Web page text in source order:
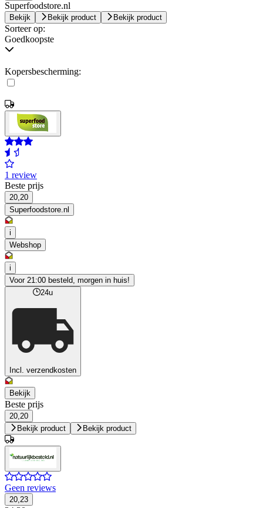
Superfoodstore.nl
Bekijk Bekijk product Bekijk product
Sorteer op:
Goedkoopste
Kopersbescherming:
1 review
Beste prijs
20,20
Superfoodstore.nl
i
Webshop
i
Voor 21:00 besteld, morgen in huis!
24u
Incl. verzendkosten
Bekijk
Beste prijs
20,20
Bekijk product
Bekijk product
Geen reviews
20,23